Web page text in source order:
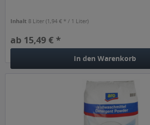
Inhalt 8 Liter(1,94 € * / 1 Liter)
ab 15,49 € *
In den Warenkorb